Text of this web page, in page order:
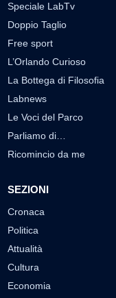
Speciale LabTv
Doppio Taglio
Free sport
L’Orlando Curioso
La Bottega di Filosofia
Labnews
Le Voci del Parco
Parliamo di…
Ricomincio da me
SEZIONI
Cronaca
Politica
Attualità
Cultura
Economia